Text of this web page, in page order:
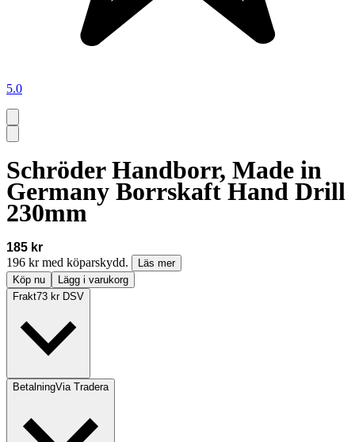
5.0
Schröder Handborr, Made in
Germany Borrskaft Hand Drill
230mm
185 kr
196 kr med köparskydd.
Läs mer
Köp nu
Lägg i varukorg
Frakt73 kr DSV
BetalningVia Tradera